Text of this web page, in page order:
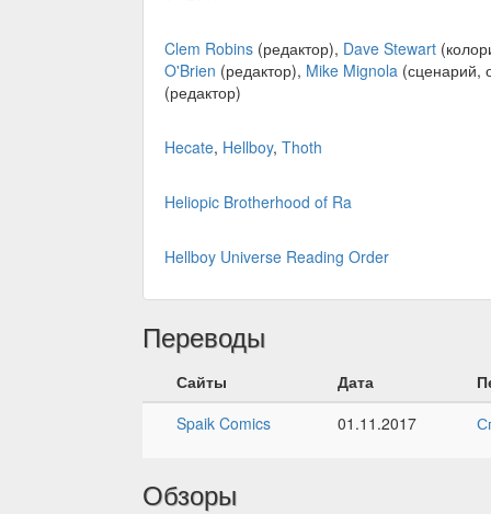
Clem Robins (редактор), Dave Stewart
O'Brien (редактор), Mike Mignola (сценарий,
(редактор)
Hecate, Hellboy, Thoth
Heliopic Brotherhood of Ra
Hellboy Universe Reading Order
Переводы
Сайты Дата
Spaik Comics
01.11.2017
Обзоры